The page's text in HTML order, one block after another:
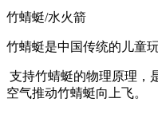
竹蜻蜓/水火箭
竹蜻蜓是中国传统的儿童
支持竹蜻蜓的物理原理，
空气推动竹蜻蜓向上飞。